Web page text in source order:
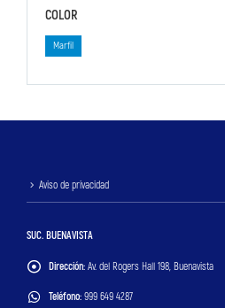
COLOR
Marfil
Aviso de privacidad
SUC. BUENAVISTA
Dirección: Av. del Rogers Hall 198, Buenavista
Teléfono: 999 649 4287